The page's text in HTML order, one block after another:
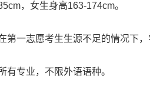
，女生身高163-174cm。
第一志愿考生生源不足的情况下，
有专业，不限外语语种。